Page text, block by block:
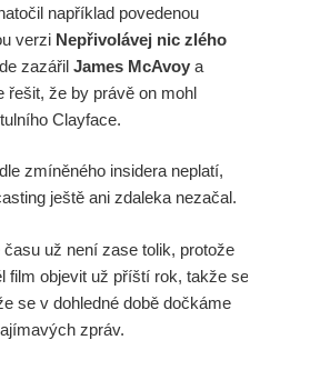
například povedenou
verzi Nepřivolávej nic zlého
zazářil James McAvoy a
řešit, že by právě on mohl
Clayface.
zmíněného insidera neplatí,
ještě ani zdaleka nezačal.
času už není zase tolik, protože
film objevit už příští rok, takže se
se v dohledné době dočkáme
zpráv.